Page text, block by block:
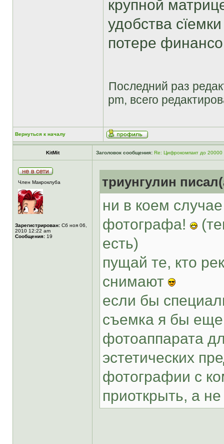
крупной
удобства
потере
Последний раз
pm, всего
Вернуться к началу
KitMit Заголовок сообщения: Re: Цифрокомпакт до
Член Макроклуба
Зарегистрирован: Сб ноя 06,
2010 12:22 am
Сообщения: 19
триунгулин
ни в коем
фотографа!
есть)
пущай те, кто
снимают
если бы
съемка я бы
фотоаппарата
эстетических
фотографии с
приоткрыть, а